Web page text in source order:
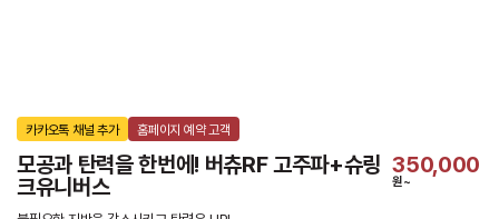
카카오톡 채널 추가 홈페이지 예약 고객
모공과 탄력을 한번에! 버츄RF 고주파+슈링
크유니버스
350,000
원~